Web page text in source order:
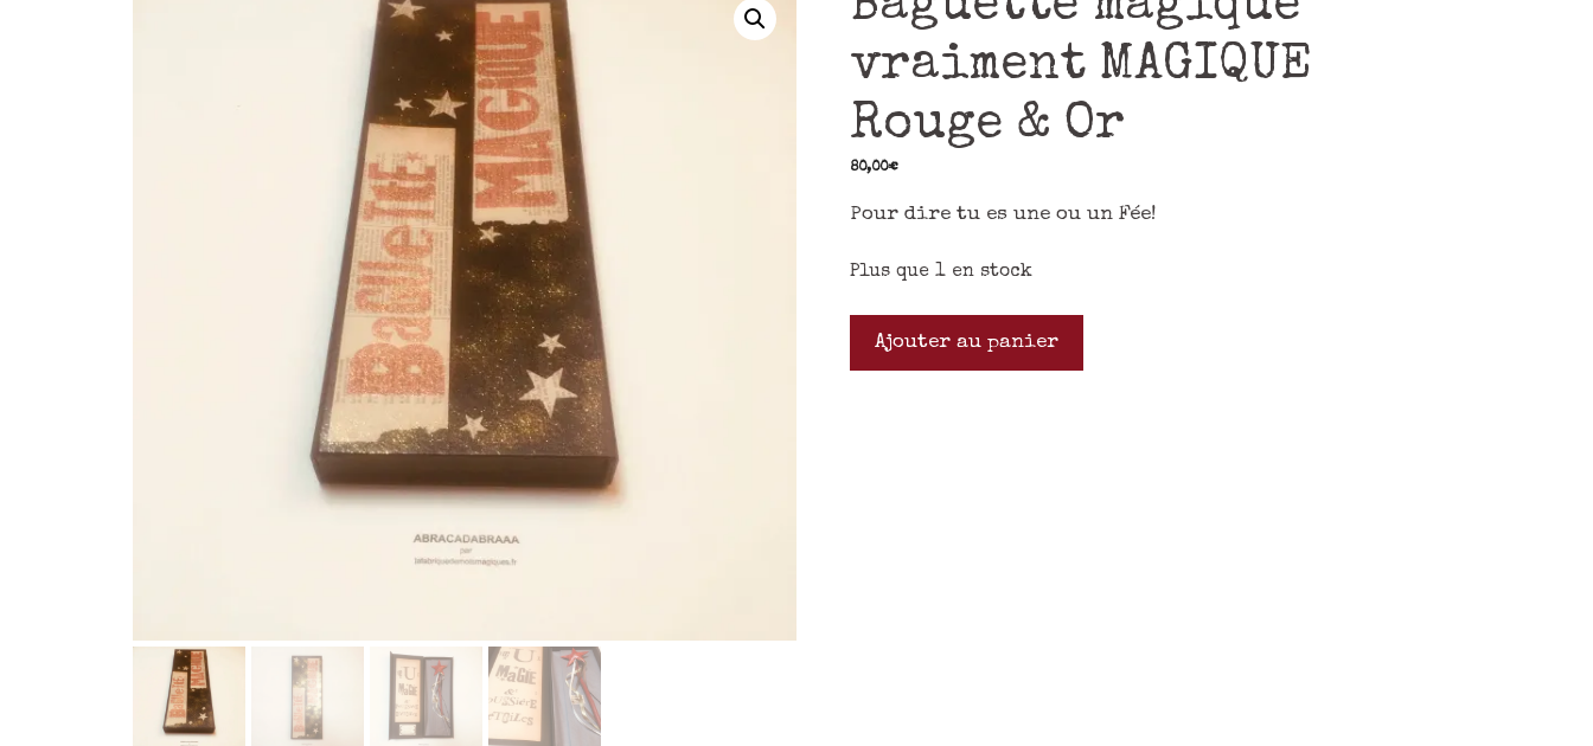
vraiment MAGIQUE
Rouge & Or
80,00€
Pour dire tu es une ou un Fée!
Plus que 1 en stock
Ajouter au panier